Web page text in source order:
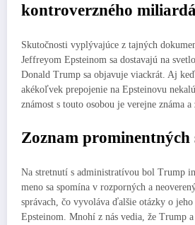
kontroverzného
Skutočnosti vyplývajúce z tajných
Jeffreyom Epsteinom sa dostavajú na
Donald Trump sa objavuje viackrát. Aj
akékoľvek prepojenie na Epsteinovu
známost s touto osobou je verejne známa
Zoznam prominentných
Na stretnutí s administratívou bol Trump
meno sa spomína v rozporných a
správach, čo vyvoláva ďalšie otázky o
Epsteinom. Mnohí z nás vedia, že Trump